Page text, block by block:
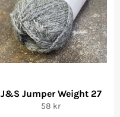
J&S Jumper Weight 27
Vanlig
58 kr